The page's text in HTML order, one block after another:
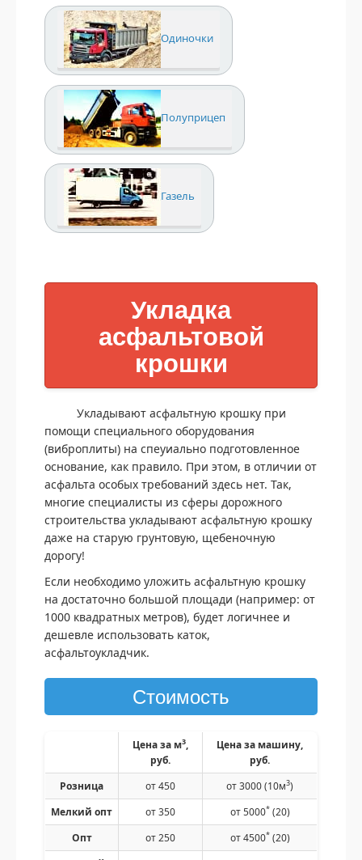
Одиночки
Полуприцеп
Газель
Укладка
асфальтовой
крошки
Укладывают асфальтную крошку при
помощи специального оборудования
(виброплиты) на спеуиально подготовленное
основание, как правило. При этом, в отличии от
асфальта особых требований здесь нет. Так,
многие специалисты из сферы дорожного
строительства укладывают асфальтную крошку
даже на старую грунтовую, щебеночную
дорогу!
Если необходимо уложить асфальтную крошку
на достаточно большой площади (например: от
1000 квадратных метров), будет логичнее и
дешевле использовать каток,
асфальтоукладчик.
Стоимость
Цена за м3,
руб.
Цена за машину,
руб.
Розница
от 450 от 3000 (10м3)
Мелкий опт
от 350 от 5000*(20)
Опт
от 250 от 4500*(20)